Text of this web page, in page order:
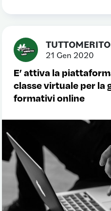
21 Gen 2020
E’ attiva la
classe virtuale per la
formativi online